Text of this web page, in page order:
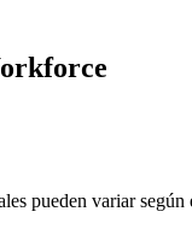
pueden variar